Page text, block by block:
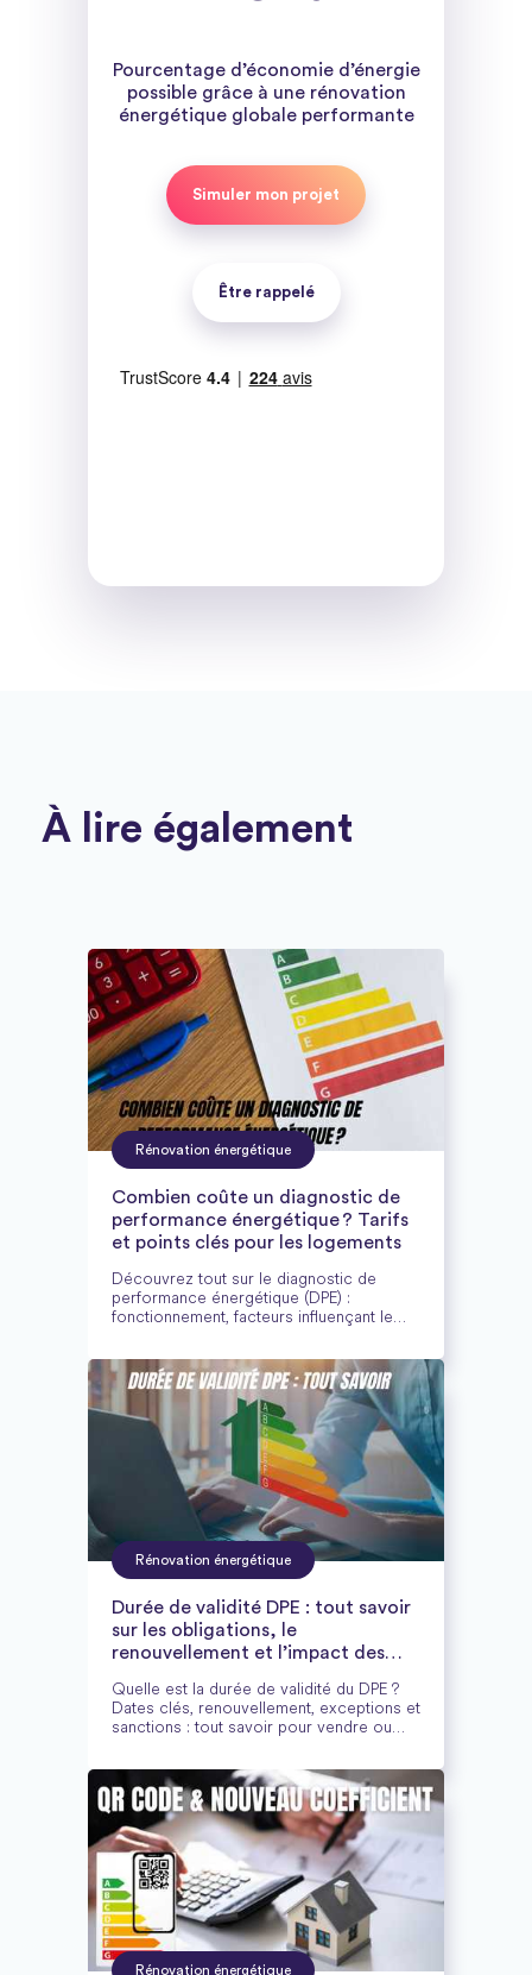
Pourcentage d’économie d’énergie
possible grâce à une rénovation
énergétique globale performante
Simuler mon projet
Être rappelé
À lire également
Rénovation énergétique
Combien coûte un diagnostic de
performance énergétique ? Tarifs
et points clés pour les logements
Découvrez tout sur le diagnostic de
performance énergétique (DPE) :
fonctionnement, facteurs influençant le
choisir un diagnostiqueur certifié fiable.
Rénovation énergétique
Durée de validité DPE : tout savoir
sur les obligations, le
renouvellement et l’impact des
Quelle est la durée de validité du DPE ?
Dates clés, renouvellement, exceptions et
sanctions : tout savoir pour vendre ou
Rénovation énergétique